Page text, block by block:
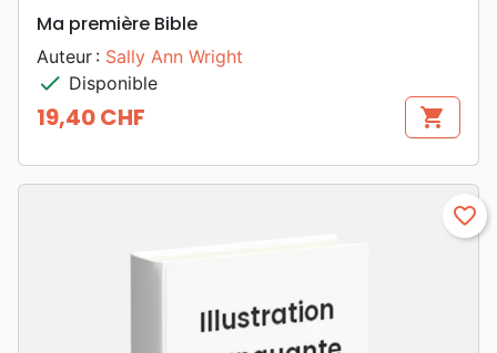
Ma première Bible
Auteur : Sally Ann Wright
check Disponible
Prix
19,40 CHF shopping_cart
favorite_border